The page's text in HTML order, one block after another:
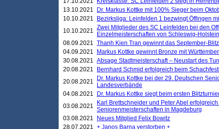
13.10.2021
Dr. Markus Kottke mit 100% Sieger beim
10.10.2021
Bezirksliga: Leinfelden 1 bezwingt Öffingen
10.10.2021 Zwei Mitglieder des SC Leinfelden bei den
Einzelmeisterschaften von Schleswig-
08.09.2021 Thanh Kien Tran gewinnt das September-
04.09.2021
Markus Kottke gewinnt Bronze mit
30.08.2021 Absage Stadtmeisterschaft – Neustart des
20.08.2021
Bernhard Schmid erfolgreich beim
20.08.2021
Dr. Markus Kottke bei der 29. Deutschen
Landesverbände
04.08.2021
Dr. Markus Kottke siegt beim ersten
03.08.2021
Karl Brettschneider und Peter Abel
Seniorenmeisterschaften in Magdeburg
03.08.2021
Neues Mitglied Felix Bowitz
28.07.2021 + Janos Barna verstorben +